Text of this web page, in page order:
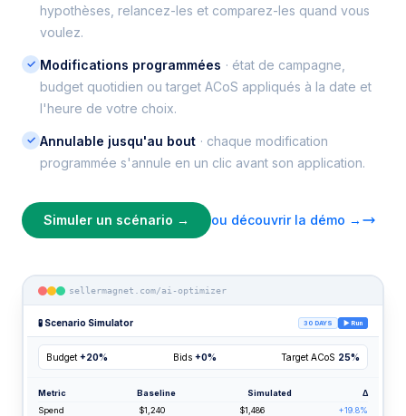
hypothèses, relancez-les et comparez-les quand vous
voulez.
✓ Modifications programmées · état de campagne,
budget quotidien ou target ACoS appliqués à la date et
l'heure de votre choix.
✓ Annulable jusqu'au bout · chaque modification
programmée s'annule en un clic avant son application.
Simuler un scénario → ou découvrir la démo →
sellermagnet.com/ai-optimizer
🧪 Scenario Simulator 30 DAYS ▶ Run
Budget +20% Bids +0% Target ACoS 25%
Metric Baseline Simulated
Δ
Spend
$1,240 $1,486
+19.8%